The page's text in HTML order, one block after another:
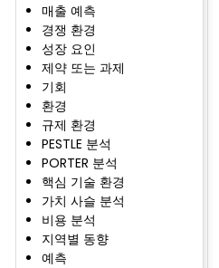
매출 예측
경쟁 환경
성장 요인
제약 또는 과제
기회
환경
규제 환경
PESTLE 분석
PORTER 분석
핵심 기술 환경
가치 사슬 분석
비용 분석
지역별 동향
예측